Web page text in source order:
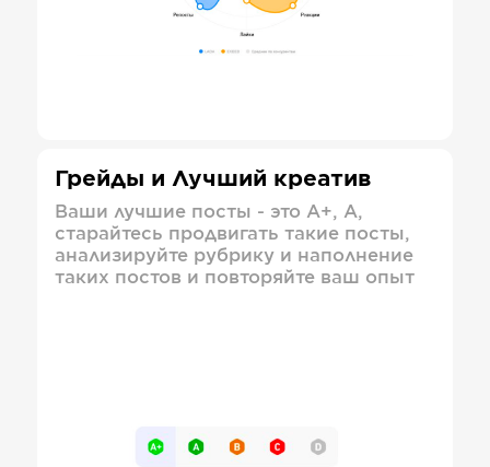
Грейды и Лучший креатив
Ваши лучшие посты - это А+, А,
старайтесь продвигать такие посты,
анализируйте рубрику и наполнение
таких постов и повторяйте ваш опыт